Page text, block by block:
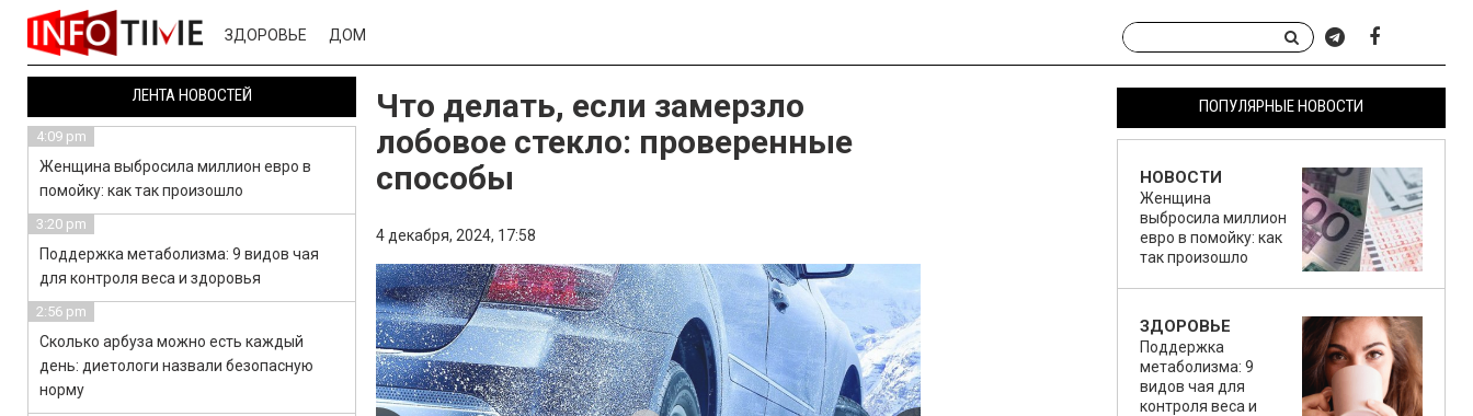
ЗДОРОВЬЕ ДОМ
Что делать, если замерзло
лобовое стекло: проверенные
способы
4 декабря, 2024, 17:58
ПОПУЛЯРНЫЕ НОВОСТИ
НОВОСТИ
Женщина
выбросила миллион
евро в помойку: как
так произошло
ЗДОРОВЬЕ
Поддержка
метаболизма: 9
видов чая для
контроля веса и
ЛЕНТА НОВОСТЕЙ
4:09 pm
Женщина выбросила миллион евро в
помойку: как так произошло
3:20 pm
Поддержка метаболизма: 9 видов чая
для контроля веса и здоровья
2:56 pm
Сколько арбуза можно есть каждый
день: диетологи назвали безопасную
норму